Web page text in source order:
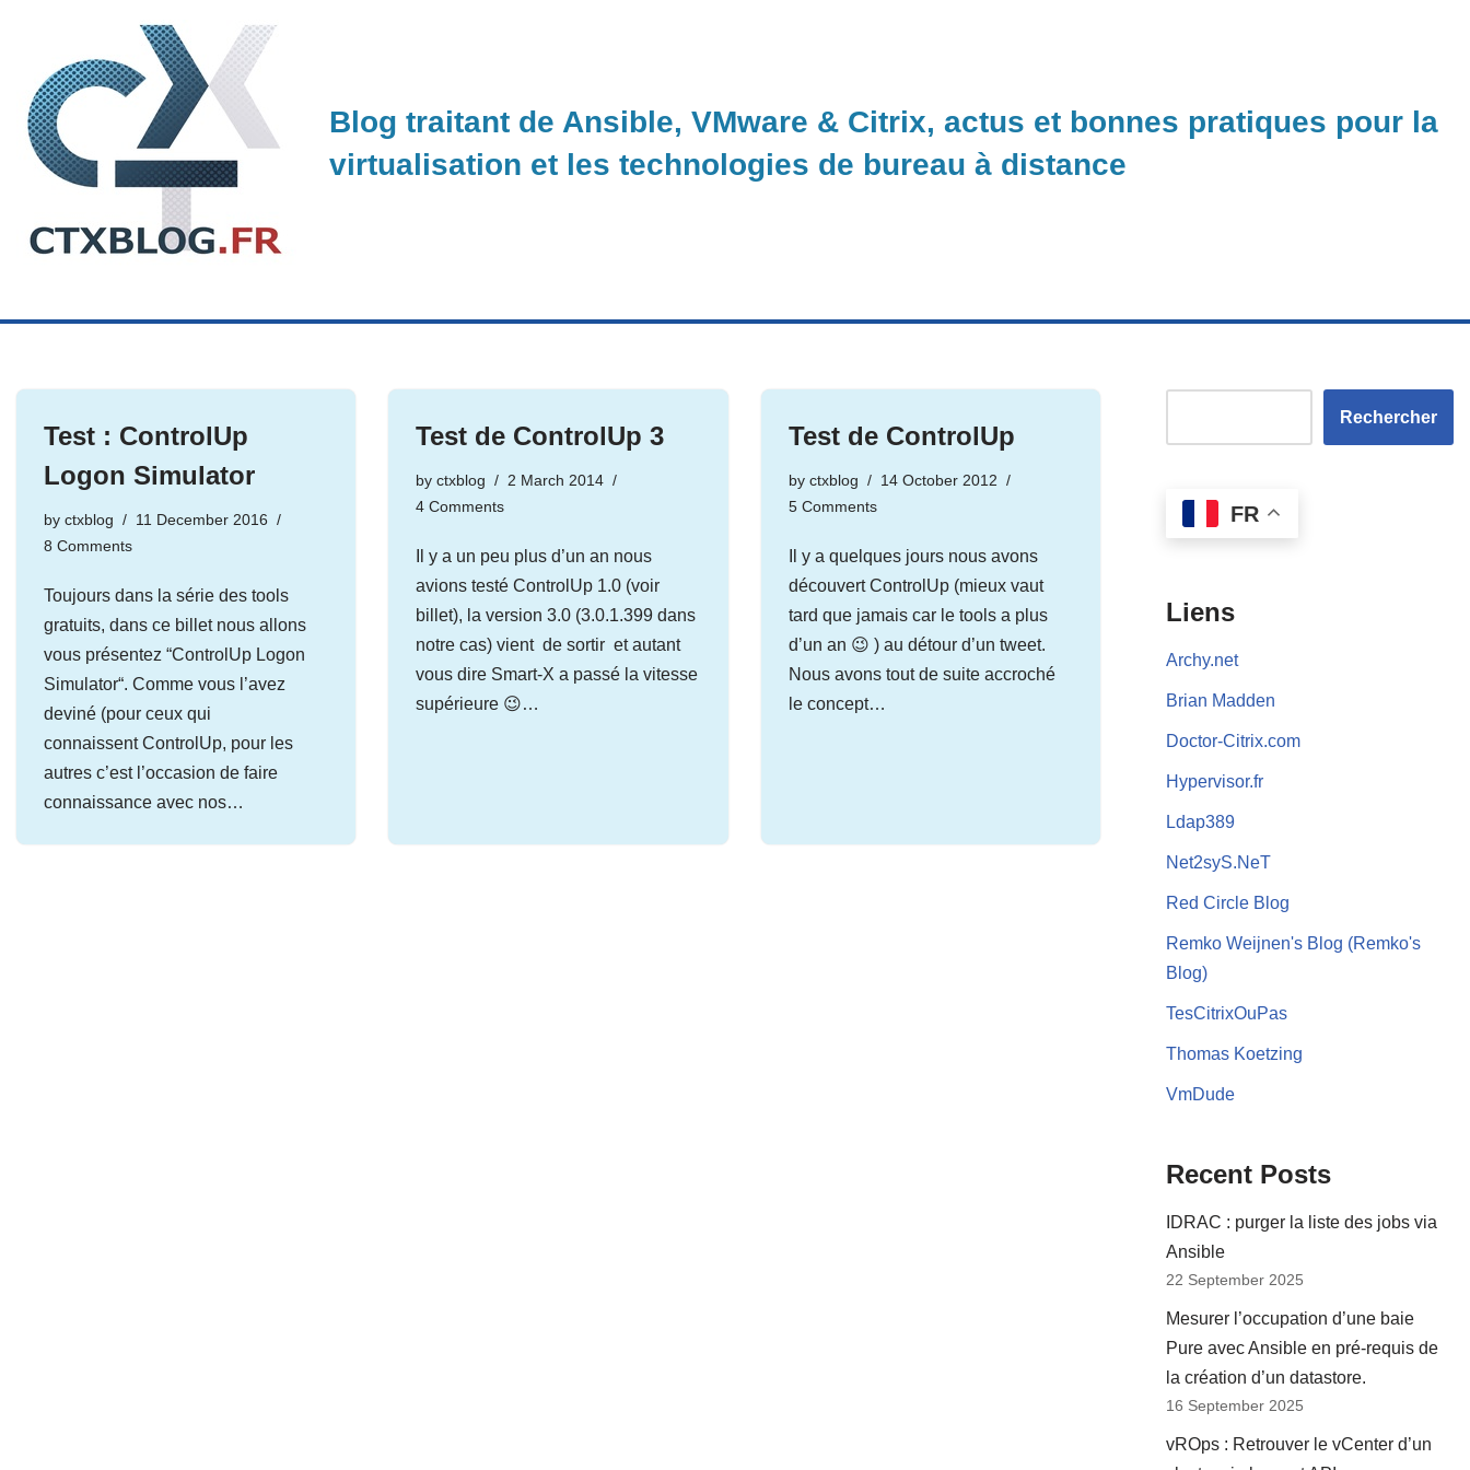
content
Blog traitant de Ansible, VMware & Citrix, actus et bonnes pratiques pour la
virtualisation et les technologies de bureau à distance
Test : ControlUp
Logon Simulator
by ctxblog
11 December 2016
8 Comments
Toujours dans la série des tools
gratuits, dans ce billet nous allons
vous présentez “ControlUp Logon
Simulator“. Comme vous l’avez
deviné (pour ceux qui
connaissent ControlUp, pour les
autres c’est l’occasion de faire
connaissance avec nos…
Test de ControlUp 3
byctxblog
2 March 2014
4 Comments
Il y a un peu plus d’un an nous
avions testé ControlUp 1.0 (voir
billet), la version 3.0 (3.0.1.399 dans
notre cas) vient de sortir et autant
vous dire Smart-X a passé la vitesse
supérieure 😉…
Test de ControlUp
by ctxblog
14 October 2012
5 Comments
Il y a quelques jours nous avons
découvert ControlUp (mieux vaut
tard que jamais car le tools a plus
d’un an 😉 ) au détour d’un tweet.
Nous avons tout de suite accroché
le concept…
Rechercher
FR
Liens
Archy.net
Brian Madden
Doctor-Citrix.com
Hypervisor.fr
Ldap389
Net2syS.NeT
Red Circle Blog
Remko Weijnen's Blog (Remko's
Blog)
TesCitrixOuPas
Thomas Koetzing
VmDude
Recent Posts
IDRAC : purger la liste des jobs via
Ansible
22 September 2025
Mesurer l’occupation d’une baie
Pure avec Ansible en pré-requis de
la création d’un datastore.
16 September 2025
vROps : Retrouver le vCenter d’un